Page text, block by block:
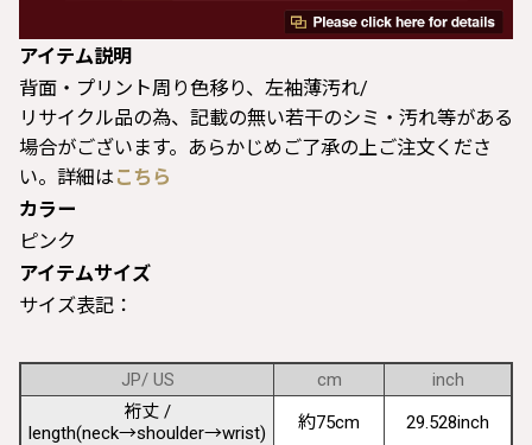
アイテム説明
背面・プリント周り色移り、左袖薄汚れ/
リサイクル品の為、記載の無い若干のシミ・汚れ等がある
場合がございます。あらかじめご了承の上ご注文くださ
い。詳細は こちら
カラー
ピンク
アイテムサイズ
サイズ表記：
JP/ US cm
inch
裄丈 /
length(neck→shoulder→wrist)
約75cm
29.528inch